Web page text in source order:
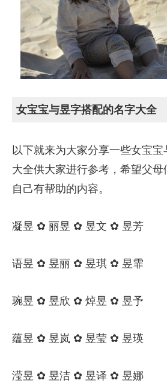
女宝宝与昱字搭配的名字大全
以下就来为大家分享一些女宝
大全供大家进行参考，希望父
自己有帮助的内容。
凝昱 ✿ 丽昱 ✿ 昱文 ✿ 昱芳
语昱 ✿ 昱丽 ✿ 昱琪 ✿ 昱霏
琬昱 ✿ 昱欣 ✿ 焯昱 ✿ 昱予
蕴昱 ✿ 昱岚 ✿ 昱莹 ✿ 昱瑛
滢昱 ✿ 昱洁 ✿ 昱译 ✿ 昱娜